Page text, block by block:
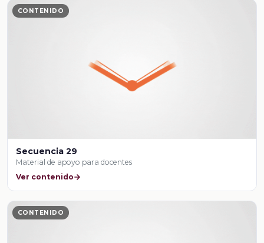
CONTENIDO
Secuencia 29
Material de apoyo para docentes
Ver contenido
CONTENIDO